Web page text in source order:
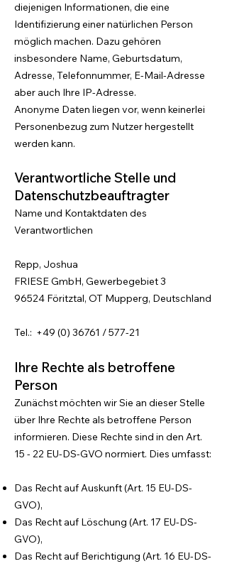
diejenigen Informationen, die eine
Identifizierung einer natürlichen Person
möglich machen. Dazu gehören
insbesondere Name, Geburtsdatum,
Adresse, Telefonnummer, E-Mail-Adresse
aber auch Ihre IP-Adresse.
Anonyme Daten liegen vor, wenn keinerlei
Personenbezug zum Nutzer hergestellt
werden kann.
Verantwortliche Stelle und
Datenschutzbeauftragter
Name und Kontaktdaten des
Verantwortlichen
Repp, Joshua
FRIESE GmbH, Gewerbegebiet 3
96524 Föritztal, OT Mupperg, Deutschland
Tel.: +49 (0) 36761 / 577-21
Ihre Rechte als betroffene
Person
Zunächst möchten wir Sie an dieser Stelle
über Ihre Rechte als betroffene Person
informieren. Diese Rechte sind in den Art.
15 - 22 EU-DS-GVO normiert. Dies umfasst:
Das Recht auf Auskunft (Art. 15 EU-DS-
GVO),
Das Recht auf Löschung (Art. 17 EU-DS-
GVO),
Das Recht auf Berichtigung (Art. 16 EU-DS-